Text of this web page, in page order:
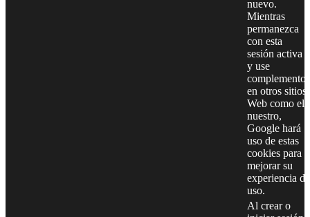
nuevo.
Mientras
permanezca
con esta
sesión activa
y use
complementos
en otros sitios
Web como el
nuestro,
Google hará
uso de estas
cookies para
mejorar su
experiencia de
uso.
Al crear o